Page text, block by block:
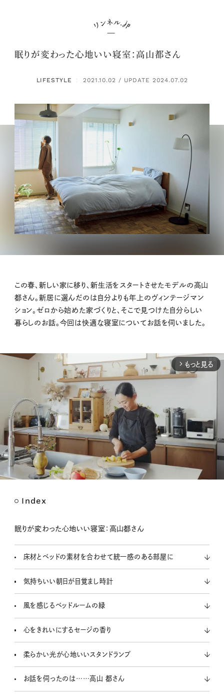
眠りが変わった心地いい寝室：高山都さん
LIFESTYLE ： 2021.10.02 / UPDATE 2024.07.02
この春、新しい家に移り、新生活をスタートさせたモデルの高山
都さん。新居に選んだのは自分よりも年上のヴィンテージマン
ション。ゼロから始めた家づくりと、そこで見つけた自分らしい
暮らしのお話。今回は快適な寝室についてお話を伺いました。
arrow_forward_ios もっと見る
Index
眠りが変わった心地いい寝室：高山都さん
床材とベッドの素材を合わせて統一感のある部屋に
気持ちいい朝日が目覚まし時計
風を感じるベッドルームの緑
心をきれいにするセージの香り
柔らかい光が心地いいスタンドランプ
お話を伺ったのは……高山 都さん